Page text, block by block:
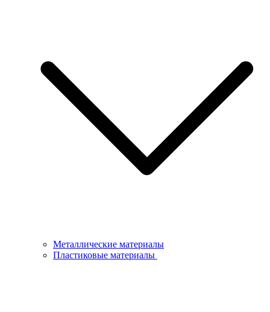
Металлические материалы
Пластиковые материалы